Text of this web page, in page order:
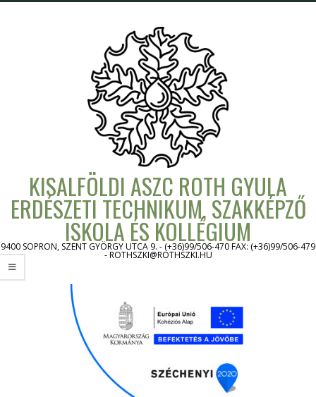
KISALFÖLDI ASZC ROTH GYULA
ERDÉSZETI TECHNIKUM, SZAKKÉPZŐ
ISKOLA ÉS KOLLÉGIUM
9400 SOPRON, SZENT GYÖRGY UTCA 9. - (+36)99/506-470 FAX: (+36)99/506-479
- ROTHSZKI@ROTHSZKI.HU